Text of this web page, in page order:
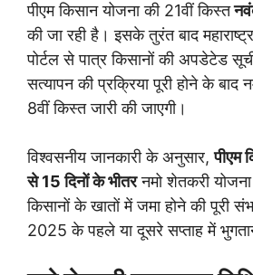
पीएम किसान योजना की 21वीं किस्त
की जा रही है। इसके तुरंत बाद
पोर्टल से पात्र किसानों की अपडेटेड
सत्यापन की प्रक्रिया पूरी होने के बाद
8वीं किस्त जारी की जाएगी।
विश्वसनीय जानकारी के अनुसार,पीएम
से 15 दिनों के भीतरनमो शेतकरी
किसानों के खातों में जमा होने की पूरी
2025 के पहले या दूसरे सप्ताह में